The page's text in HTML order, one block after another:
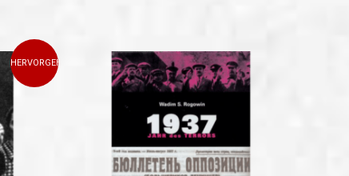
HERVORGEHOBEN